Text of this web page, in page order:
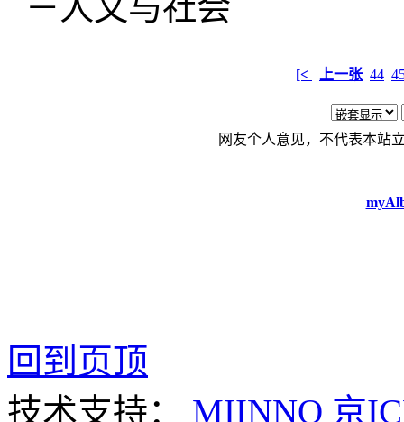
－人文与社会
[< 上一张 44
网友个人意见，不代表本站
回到页顶
技术支持：
MIINNO 京